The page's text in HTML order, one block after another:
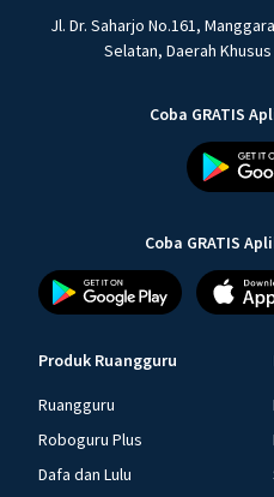
Jl. Dr. Saharjo No.161,
Selatan, Daerah
Coba GRATIS
Coba GRATIS
Produk Ruangguru
Ruangguru
Roboguru Plus
Dafa dan Lulu